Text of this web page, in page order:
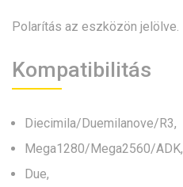
Polarítás az eszközön jelölve.
Kompatibilitás
Diecimila/Duemilanove/R3,
Mega1280/Mega2560/ADK,
Due,